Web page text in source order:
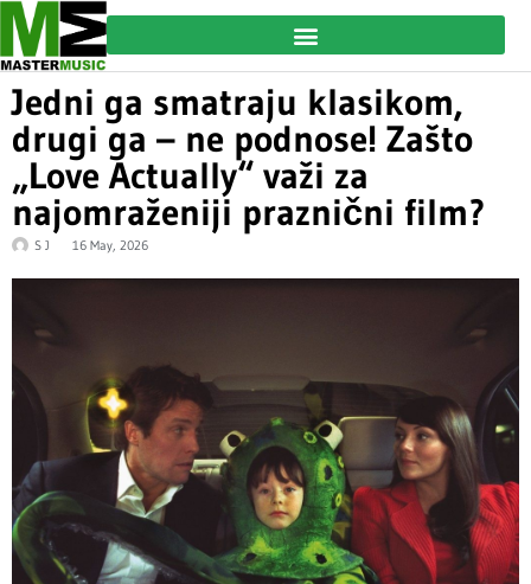
Jedni ga smatraju klasikom,
drugi ga – ne podnose! Zašto
„Love Actually“ važi za
najomraženiji praznični film?
S J 16 May, 2026